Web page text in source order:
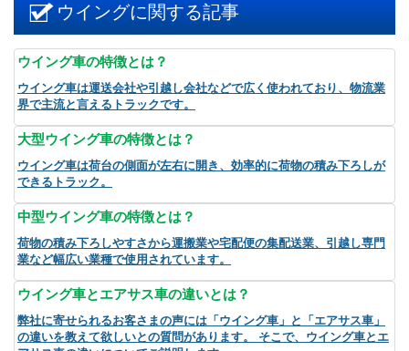
ウイングに関する記事
ウイング車の特徴とは？
ウイング車は運送会社や引越し会社などで広く使われており、物流業
界で主流と言えるトラックです。
大型ウイング車の特徴とは？
ウイング車は荷台の側面が左右に開き、効率的に荷物の積み下ろしが
できるトラック。
中型ウイング車の特徴とは？
荷物の積み下ろしやすさから運搬業や宅配便の集配送業、引越し専門
業など幅広い業種で使用されています。
ウイング車とエアサス車の違いとは？
弊社に寄せられるお客さまの声には「ウイング車」と「エアサス車」
の違いを教えて欲しいとの質問があります。 そこで、ウイング車とエ